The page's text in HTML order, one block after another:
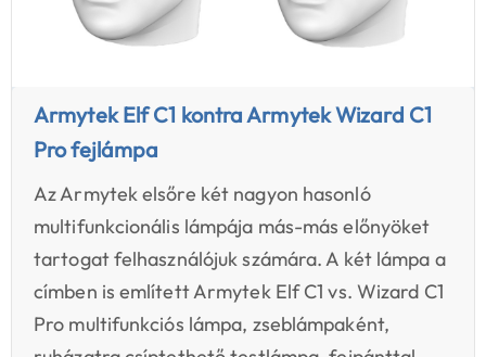
Armytek Elf C1 kontra Armytek Wizard C1
Pro fejlámpa
Az Armytek elsőre két nagyon hasonló
multifunkcionális lámpája más-más előnyöket
tartogat felhasználójuk számára. A két lámpa a
címben is említett Armytek Elf C1 vs. Wizard C1
Pro multifunkciós lámpa, zseblámpaként,